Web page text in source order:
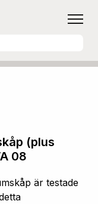
(plus
08
är testade